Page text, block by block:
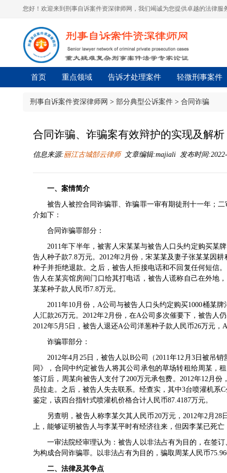
您好！欢迎来到刑事自诉案件资深律师网，我们竭诚为您提供卓越的法律服
首页 重点领域 告诉才处理案件 轻微刑事案件
刑事自诉案件资深律师网 > 部分典型公诉案件 > 合同诈骗
合同诈骗、诈骗案有效辩护的实现及解析
信息来源:丽江古城郜云律师文章编辑:majiali 发布时间
一、案情简介
被告人被控合同诈骗罪、诈骗罪一审有期徒刑十一年；
介如下：
合同诈骗罪部分：
2011年下半年，被害人宋某某与被告人口头约定购买某
告人种子款7.8万元。2012年2月份，宋某某及妻子张某某因
种子并拒绝退款。之后，被告人拒接电话和不回复任何短信
告人在某宾馆房间门口给其打电话，被告人谎称自己在外地
某某种子款人民币7.8万元。
2011年10月份，A公司与被告人口头约定购买1000桶某
人汇款26万元。2012年2月份，在A公司多次催要下，被告
2012年5月5日，被告人退还A公司洋葱种子款人民币26万元
诈骗罪部分：
2012年4月25日，被告人以B公司（2011年12月3日被吊
同》，合同中约定被告人将其公司承包的草场转租给周某，
签订后，周某向被告人支付了200万元承包费。2012年12月
员拉走。之后，被告人失去联系。经查实，其中3台喷灌机
鉴定，该四台指针式喷灌机价格合计人民币87.4187万元。
另查明，被告人称李某欠其人民币20万元，2012年2月
上，能够证明被告人与李某平时有经济往来，但因李某已死
一审法院经审理认为：被告人以非法占有为目的，在签
为构成合同诈骗罪。以非法占有为目的，骗取周某人民币
二、法律及其争点